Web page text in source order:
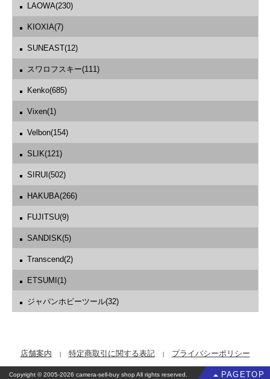
LAOWA(230)
KIOXIA(7)
SUNEAST(12)
スワロフスキー(111)
Kenko(685)
Vixen(1)
Velbon(154)
SLIK(121)
SIRUI(502)
HAKUBA(266)
FUJITSU(9)
SANDISK(5)
Transcend(2)
ETSUMI(1)
ジャパンホビーツール(32)
店舗案内 特定商取引に関する表記 プライバシーポリシー
Copyright © 2005-2026 camera-sell-buy shop All rights reserved. PAGETOP